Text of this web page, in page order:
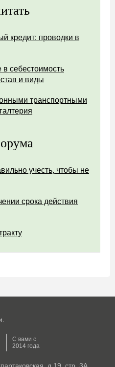
кредит: проводки в
себестоимость
и виды
транспортными
учесть, чтобы не
срока действия
С вами с
2014 года